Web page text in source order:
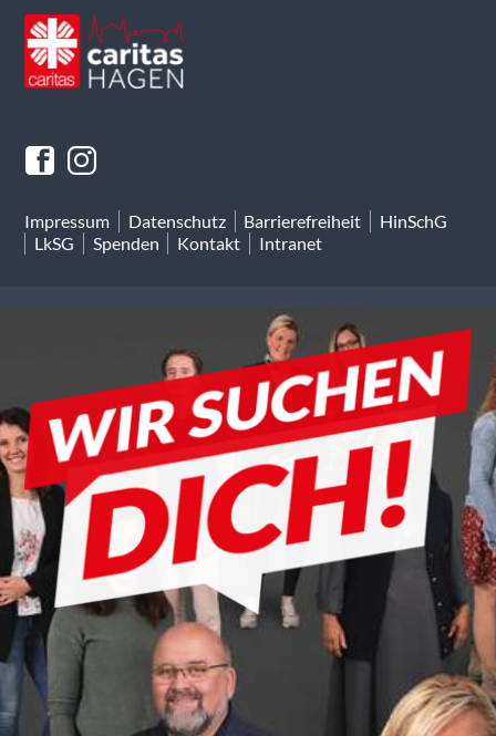
Impressum Datenschutz Barrierefreiheit
HinSchG
LkSG
Spenden Kontakt Intranet